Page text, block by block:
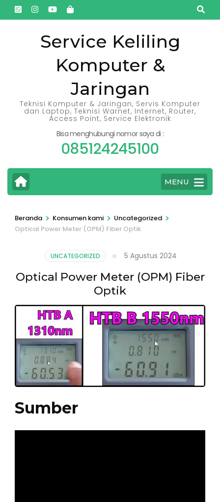
Lompat
ke
Service Keliling
Komputer &
Jaringan
Teknisi Komputer & Jaringan, Servis Komputer
dan Laptop, Teknisi Warnet, Internet, Router,
Access Point, Service Elektronik
Bisa menghubungi nomor saya di :
085124245100
MENU
Beranda > Konsumen kami > Uncategorized >
Optical Power Meter (OPM) Fiber Optik
UNCATEGORIZED 5 Agustus 2024
Optical Power Meter (OPM) Fiber
Optik
Sumber